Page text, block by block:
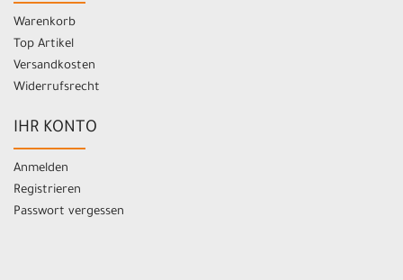
Warenkorb
Top Artikel
Versandkosten
Widerrufsrecht
IHR KONTO
Anmelden
Registrieren
Passwort vergessen